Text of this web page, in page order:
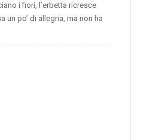
i fiori, l’erbetta ricresce
un po’ di allegria, ma non ha